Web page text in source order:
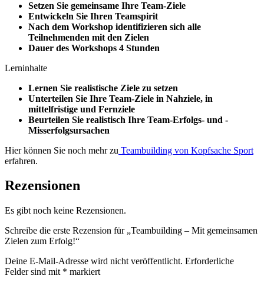
Setzen Sie gemeinsame Ihre Team-Ziele
Entwickeln Sie Ihren Teamspirit
Nach dem Workshop identifizieren sich alle
Teilnehmenden mit den Zielen
Dauer des Workshops 4 Stunden
Lerninhalte
Lernen Sie realistische Ziele zu setzen
Unterteilen Sie Ihre Team-Ziele in Nahziele, in
mittelfristige und Fernziele
Beurteilen Sie realistisch Ihre Team-Erfolgs- und -
Misserfolgsursachen
Hier können Sie noch mehr zu Teambuilding von Kopfsache Sport
erfahren.
Rezensionen
Es gibt noch keine Rezensionen.
Schreibe die erste Rezension für „Teambuilding – Mit gemeinsamen
Zielen zum Erfolg!“
Deine E-Mail-Adresse wird nicht veröffentlicht. Erforderliche
Felder sind mit * markiert